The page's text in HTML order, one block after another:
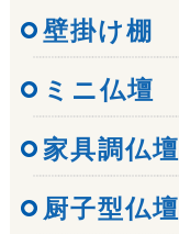
壁掛け棚
ミニ仏壇
家具調仏壇
厨子型仏壇